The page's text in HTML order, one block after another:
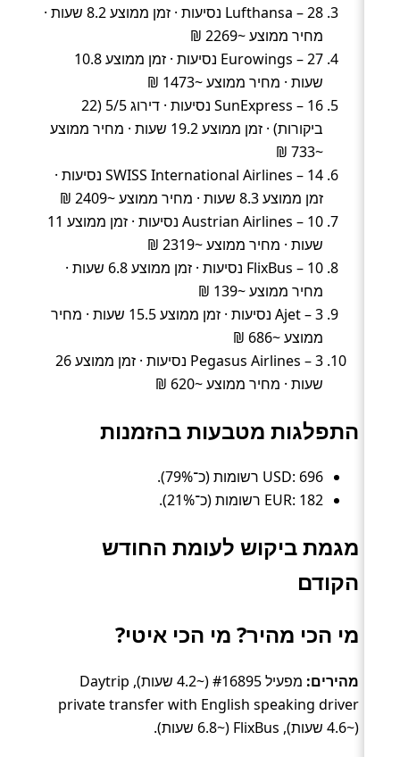
Lufthansa – 28 נסיעות · זמן ממוצע 8.2 שעות ·
מחיר ממוצע ~2269 ₪
Eurowings – 27 נסיעות · זמן ממוצע 10.8
שעות · מחיר ממוצע ~1473 ₪
SunExpress – 16 נסיעות · דירוג 5/5 (22
ביקורות) · זמן ממוצע 19.2 שעות · מחיר ממוצע
~733 ₪
SWISS International Airlines – 14 נסיעות ·
זמן ממוצע 8.3 שעות · מחיר ממוצע ~2409 ₪
Austrian Airlines – 10 נסיעות · זמן ממוצע 11
שעות · מחיר ממוצע ~2319 ₪
FlixBus – 10 נסיעות · זמן ממוצע 6.8 שעות ·
מחיר ממוצע ~139 ₪
Ajet – 3 נסיעות · זמן ממוצע 15.5 שעות · מחיר
ממוצע ~686 ₪
Pegasus Airlines – 3 נסיעות · זמן ממוצע 26
שעות · מחיר ממוצע ~620 ₪
התפלגות מטבעות בהזמנות
USD: 696 רשומות (כ־79%).
EUR: 182 רשומות (כ־21%).
מגמת ביקוש לעומת החודש
הקודם
מי הכי מהיר? מי הכי איטי?
מהירים:
מפעיל #16895 (~4.2 שעות), Daytrip
private transfer with English speaking driver
(~4.6 שעות), FlixBus (~6.8 שעות).